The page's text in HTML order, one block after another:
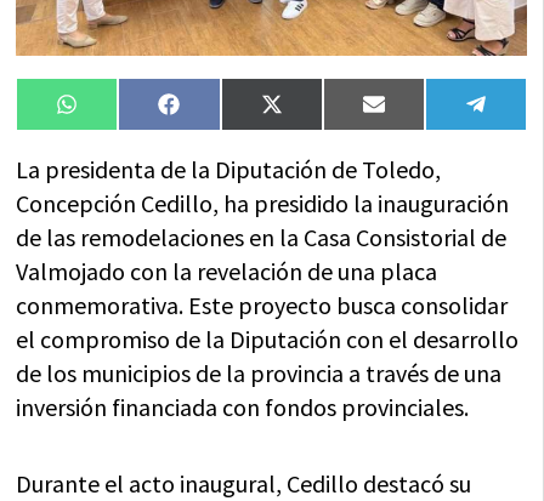
Compartir
en
WhatsAppCompartir
en
FacebookCompartir
en
X
(Twitter)
Compartir
en
Email
en
La presidenta de la Diputación de Toledo,
Concepción Cedillo, ha presidido la inauguración
de las remodelaciones en la Casa Consistorial de
Valmojado con la revelación de una placa
conmemorativa. Este proyecto busca consolidar
el compromiso de la Diputación con el desarrollo
de los municipios de la provincia a través de una
inversión financiada con fondos provinciales.
Durante el acto inaugural, Cedillo destacó su